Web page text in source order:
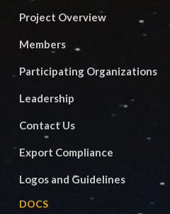
Project Overview
Members
Participating Organizations
Leadership
Contact Us
Export Compliance
Logos and Guidelines
DOCS